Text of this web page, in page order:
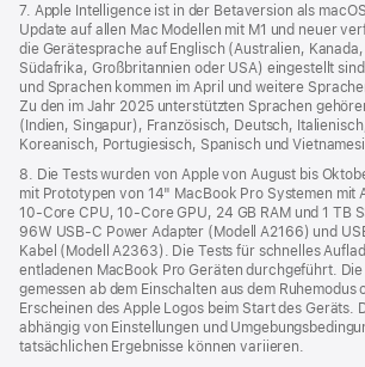
7. Apple Intelligence ist in der Betaversion als
Update auf allen Mac Modellen mit M1 und neuer
die Gerätesprache auf Englisch (Australien,
Südafrika, Großbritannien oder USA) eingestellt
und Sprachen kommen im April und weitere
Zu den im Jahr 2025 unterstützten Sprachen
(Indien, Singapur), Französisch, Deutsch,
Koreanisch, Portugiesisch, Spanisch und
8. Die Tests wurden von Apple von August bis
mit Prototypen von 14" MacBook Pro Systemen mit
10‑Core CPU, 10‑Core GPU, 24 GB RAM und 1 TB
96W USB‑C Power Adapter (Modell A2166) und
Kabel (Modell A2363). Die Tests für schnelles
entladenen MacBook Pro Geräten durchgeführt.
gemessen ab dem Einschalten aus dem Ruhemodus
Erscheinen des Apple Logos beim Start des Geräts.
abhängig von Einstellungen und
tatsächlichen Ergebnisse können variieren.